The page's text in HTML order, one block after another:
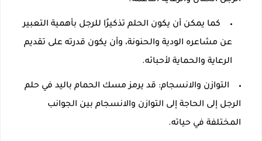
كما يمكن أن يكون الحلم تذكيرًا للرجل بأهمية التعبير
عن مشاعره الودية والحنونة، وأن يكون قدرته على تقديم
الرعاية والحماية لأحبائه.
التوازن والانسجام: قد يرمز مسك الحمام باليد في حلم
الرجل إلى الحاجة إلى التوازن والانسجام بين الجوانب
المختلفة في حياته.